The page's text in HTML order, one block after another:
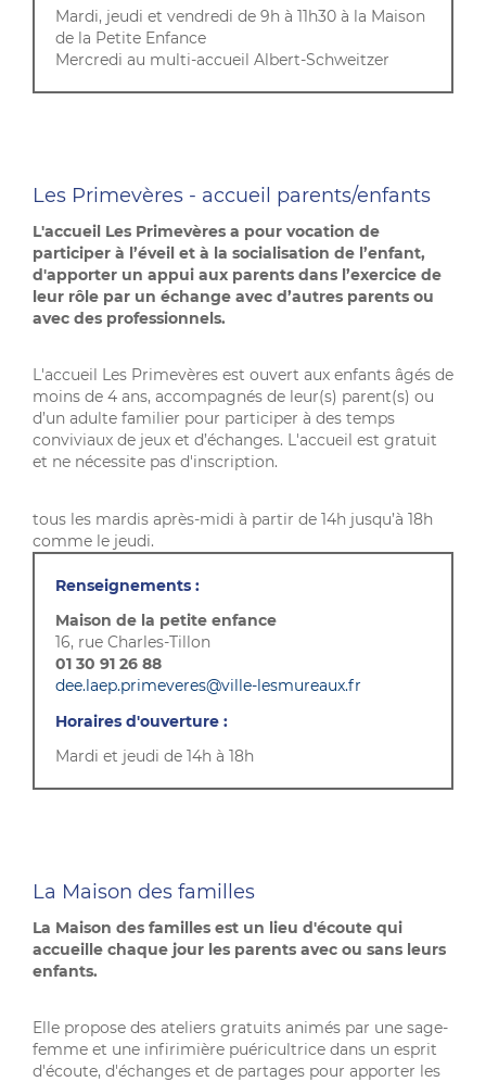
Mardi, jeudi et vendredi de 9h à 11h30 à la Maison
de la Petite Enfance
Mercredi au multi-accueil Albert-Schweitzer
Les Primevères - accueil parents/enfants
L'accueil Les Primevères a pour vocation de
participer à l’éveil et à la socialisation de l’enfant,
d'apporter un appui aux parents dans l’exercice de
leur rôle par un échange avec d’autres parents ou
avec des professionnels.
L'accueil Les Primevères est ouvert aux enfants âgés de
moins de 4 ans, accompagnés de leur(s) parent(s) ou
d’un adulte familier pour participer à des temps
conviviaux de jeux et d’échanges. L'accueil est gratuit
et ne nécessite pas d'inscription.
tous les mardis après-midi à partir de 14h jusqu’à 18h
comme le jeudi.
Renseignements :
Maison de la petite enfance
16, rue Charles-Tillon
01 30 91 26 88
dee.laep.primeveres@ville-lesmureaux.fr
Horaires d'ouverture :
Mardi et jeudi de 14h à 18h
La Maison des familles
La Maison des familles est un lieu d'écoute qui
accueille chaque jour les parents avec ou sans leurs
enfants.
Elle propose des ateliers gratuits animés par une sage-
femme et une infirimière puéricultrice dans un esprit
d'écoute, d'échanges et de partages pour apporter les